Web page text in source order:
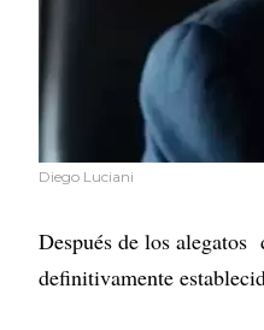
Diego Luciani
Después de los
definitivamente